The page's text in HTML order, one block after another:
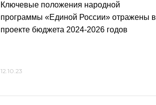
Ключевые положения народной
программы «Единой России» отражены в
проекте бюджета 2024-2026 годов
12.10.23